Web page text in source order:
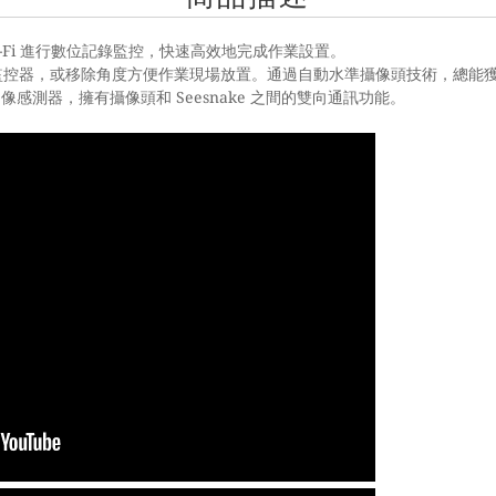
進行數位記錄監控，快速高效地完成作業設置。
器，或移除角度方便作業現場放置。通過自動水準攝像頭技術，總能
感測器，擁有攝像頭和 Seesnake 之間的雙向通訊功能。